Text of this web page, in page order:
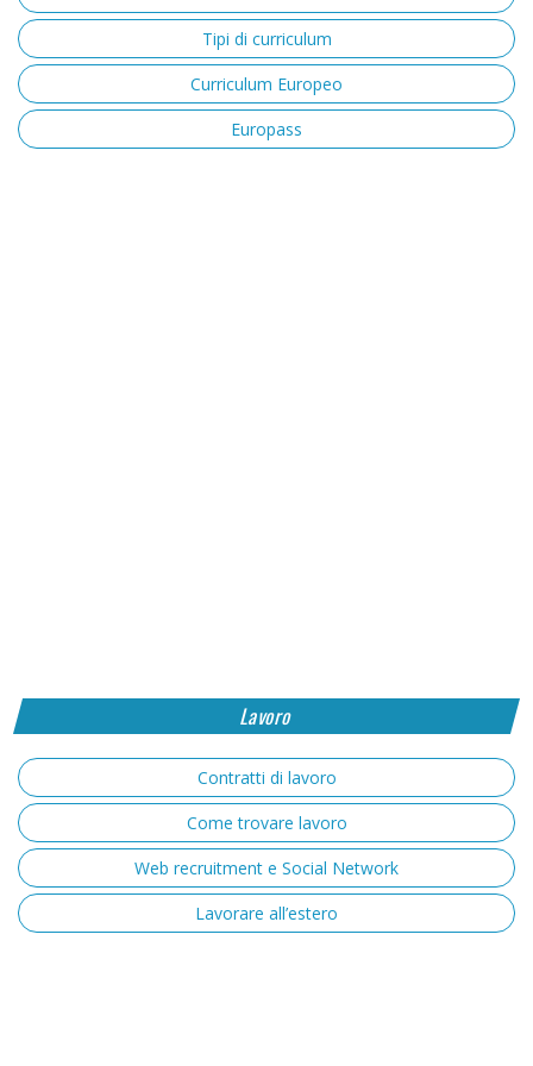
Tipi di curriculum
Curriculum Europeo
Europass
Lavoro
Contratti di lavoro
Come trovare lavoro
Web recruitment e Social Network
Lavorare all’estero